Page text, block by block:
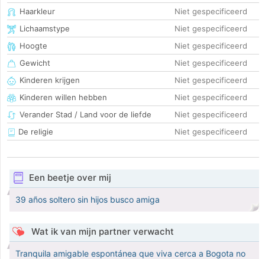
Haarkleur
Niet gespecificeerd
Lichaamstype
Niet gespecificeerd
Hoogte
Niet gespecificeerd
Gewicht
Niet gespecificeerd
Kinderen krijgen
Niet gespecificeerd
Kinderen willen hebben
Niet gespecificeerd
Verander Stad / Land voor de liefde
Niet gespecificeerd
De religie
Niet gespecificeerd
Een beetje over mij
39 años soltero sin hijos busco amiga
Wat ik van mijn partner verwacht
Tranquila amigable espontánea que viva cerca a Bogota no